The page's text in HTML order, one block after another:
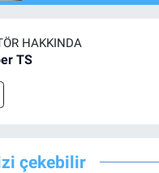
HAKKINDA
TS
çekebilir